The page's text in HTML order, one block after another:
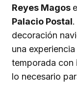
Reyes Magos
Palacio Postal
decoración
una
temporada con
lo necesario